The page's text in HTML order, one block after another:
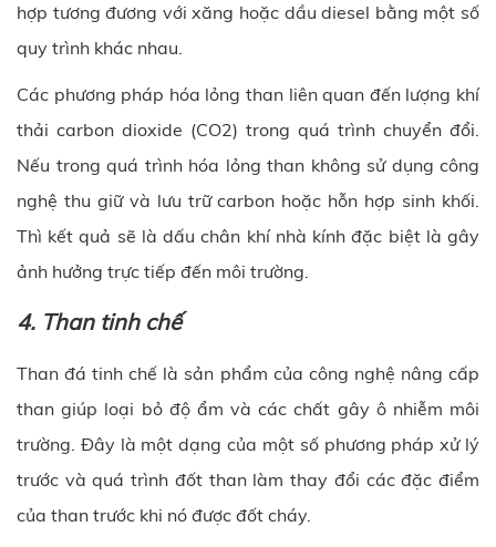
hợp tương đương với xăng hoặc dầu diesel bằng một số
quy trình khác nhau.
Các phương pháp hóa lỏng than liên quan đến lượng khí
thải carbon dioxide (CO2) trong quá trình chuyển đổi.
Nếu trong quá trình hóa lỏng than không sử dụng công
nghệ thu giữ và lưu trữ carbon hoặc hỗn hợp sinh khối.
Thì kết quả sẽ là dấu chân khí nhà kính đặc biệt là gây
ảnh hưởng trực tiếp đến môi trường.
4. Than tinh chế
Than đá tinh chế là sản phẩm của công nghệ nâng cấp
than giúp loại bỏ độ ẩm và các chất gây ô nhiễm môi
trường. Đây là một dạng của một số phương pháp xử lý
trước và quá trình đốt than làm thay đổi các đặc điểm
của than trước khi nó được đốt cháy.